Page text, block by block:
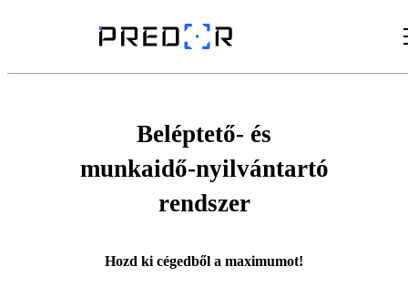
Videók
Dokumentumtár
Beléptető- és
munkaidő-nyilvántartó
rendszer
Hozd ki cégedből a maximumot!